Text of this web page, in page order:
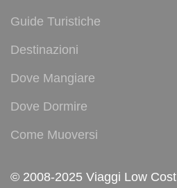
Guide Turistiche
Destinazioni
Dove Mangiare
Dove Dormire
Come Muoversi
© 2008-2025 Viaggi Low Cost